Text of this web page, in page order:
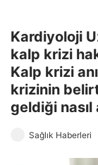
Kardiyoloji
kalp krizi
Kalp krizi
krizinin
geldiği nasıl
Sağlık Haberleri